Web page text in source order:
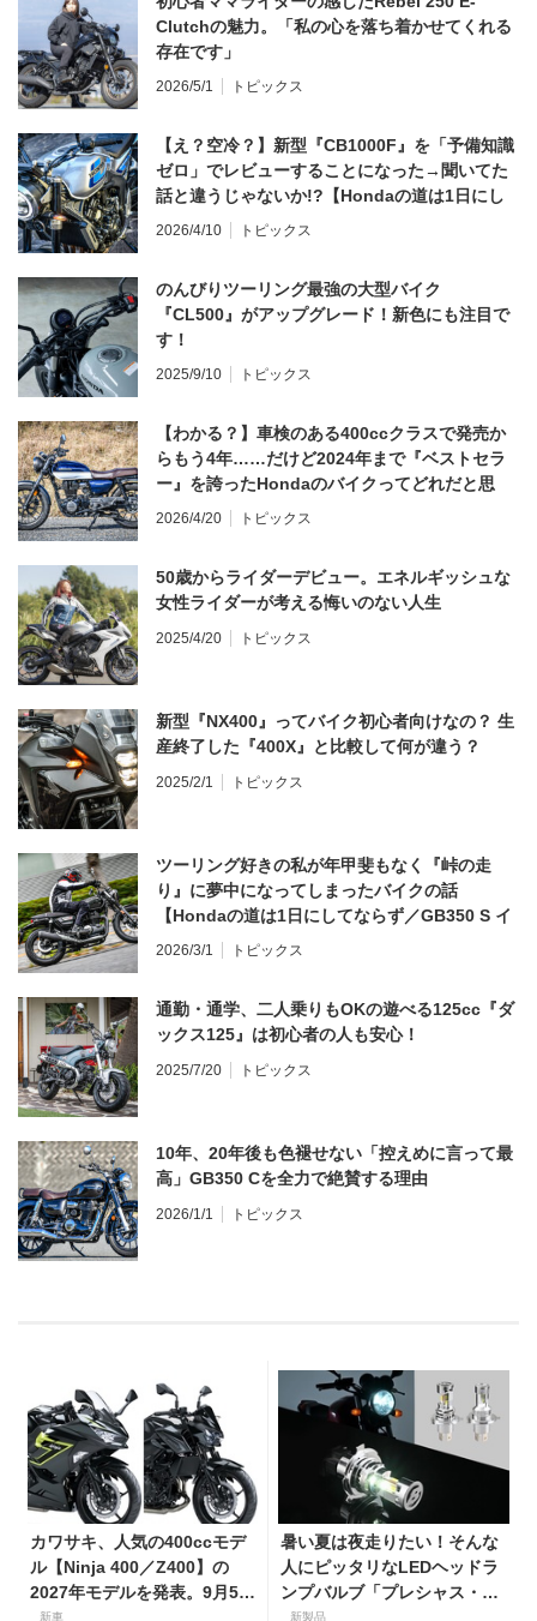
Clutchの魅力。「私の心を落ち着かせてくれる
存在です」
2026/5/1 トピックス
【え？空冷？】新型『CB1000F』を「予備知識
ゼロ」でレビューすることになった→聞いてた
話と違うじゃないか!?【Hondaの道は1日にし
てならず／CB1000F ①第一印象 編】
2026/4/10 トピックス
のんびりツーリング最強の大型バイク
『CL500』がアップグレード！新色にも注目で
す！
2025/9/10 トピックス
【わかる？】車検のある400ccクラスで発売か
らもう4年……だけど2024年まで『ベストセラ
ー』を誇ったHondaのバイクってどれだと思
う？
2026/4/20 トピックス
50歳からライダーデビュー。エネルギッシュな
女性ライダーが考える悔いのない人生
2025/4/20 トピックス
新型『NX400』ってバイク初心者向けなの？ 生
産終了した『400X』と比較して何が違う？
2025/2/1 トピックス
ツーリング好きの私が年甲斐もなく『峠の走
り』に夢中になってしまったバイクの話
【Hondaの道は1日にしてならず／GB350 S イ
ンプレ・レビュー 前編】
2026/3/1 トピックス
通勤・通学、二人乗りもOKの遊べる125cc『ダ
ックス125』は初心者の人も安心！
2025/7/20 トピックス
10年、20年後も色褪せない「控えめに言って最
高」GB350 Cを全力で絶賛する理由
2026/1/1 トピックス
カワサキ、人気の400ccモデ
ル【Ninja 400／Z400】の
2027年モデルを発表。9月5日
より販売開始！
新車
暑い夏は夜走りたい！そんな
人にピッタリなLEDヘッドラ
ンプバルブ「プレシャス・レ
新製品